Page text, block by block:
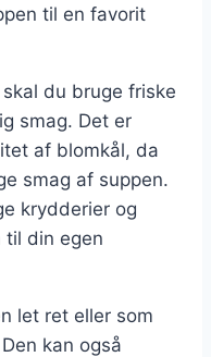
til en favorit
du bruge friske
smag. Det er
af blomkål, da
smag af suppen.
krydderier og
til din egen
let ret eller som
kan også